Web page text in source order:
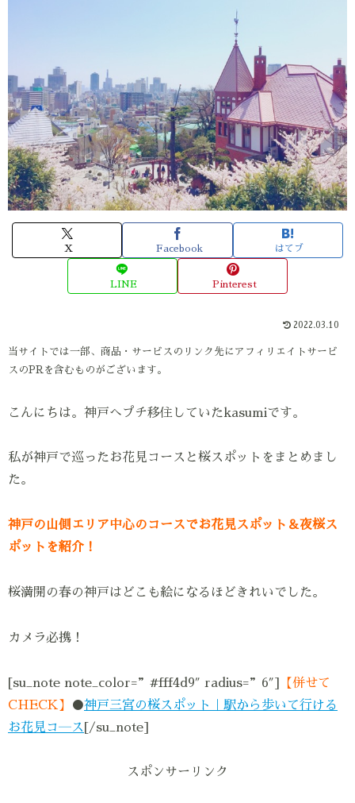
X Facebook はてブ
LINE Pinterest
2022.03.10
当サイトでは一部、商品・サービスのリンク先にアフィリエイトサービ
スのPRを含むものがございます。
こんにちは。神戸へプチ移住していたkasumiです。
私が神戸で巡ったお花見コースと桜スポットをまとめまし
た。
神戸の山側エリア中心のコースでお花見スポット＆夜桜ス
ポットを紹介！
桜満開の春の神戸はどこも絵になるほどきれいでした。
カメラ必携！
[su_note note_color=”#fff4d9″ radius=”6″]
【併せて
CHECK】
●神戸三宮の桜スポット｜駅から歩いて行ける
お花見コ―ス [/su_note]
スポンサーリンク